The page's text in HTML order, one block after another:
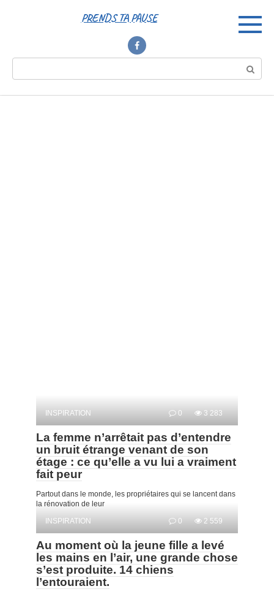
PRENDS TA PAUSE
INSPIRATION 0 3 283
La femme n’arrêtait pas d’entendre
un bruit étrange venant de son
étage : ce qu’elle a vu lui a vraiment
fait peur
Partout dans le monde, les propriétaires qui se lancent dans
la rénovation de leur
INSPIRATION
0 2 559
Au moment où la jeune fille a levé
les mains en l’air, une grande chose
s’est produite. 14 chiens
l’entouraient.